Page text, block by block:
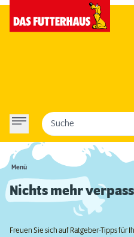
Menü
Suche
Nichts mehr
Freuen Sie sich auf Ratgeber-Tipps für